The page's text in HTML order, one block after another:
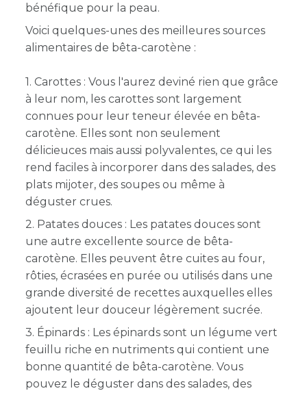
bénéfique pour la peau.
Voici quelques-unes des meilleures sources
alimentaires de bêta-carotène :
1. Carottes : Vous l'aurez deviné rien que grâce
à leur nom, les carottes sont largement
connues pour leur teneur élevée en bêta-
carotène. Elles sont non seulement
délicieuces mais aussi polyvalentes, ce qui les
rend faciles à incorporer dans des salades, des
plats mijoter, des soupes ou même à
déguster crues.
2. Patates douces : Les patates douces sont
une autre excellente source de bêta-
carotène. Elles peuvent être cuites au four,
rôties, écrasées en purée ou utilisés dans une
grande diversité de recettes auxquelles elles
ajoutent leur douceur légèrement sucrée.
3. Épinards : Les épinards sont un légume vert
feuillu riche en nutriments qui contient une
bonne quantité de bêta-carotène. Vous
pouvez le déguster dans des salades, des